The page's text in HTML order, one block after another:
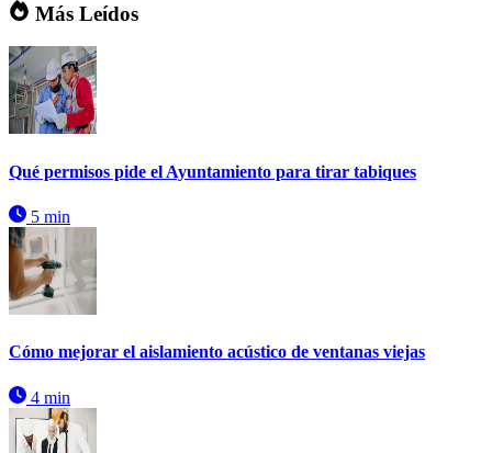
Más Leídos
Qué permisos pide el Ayuntamiento para tirar tabiques
5 min
Cómo mejorar el aislamiento acústico de ventanas viejas
4 min